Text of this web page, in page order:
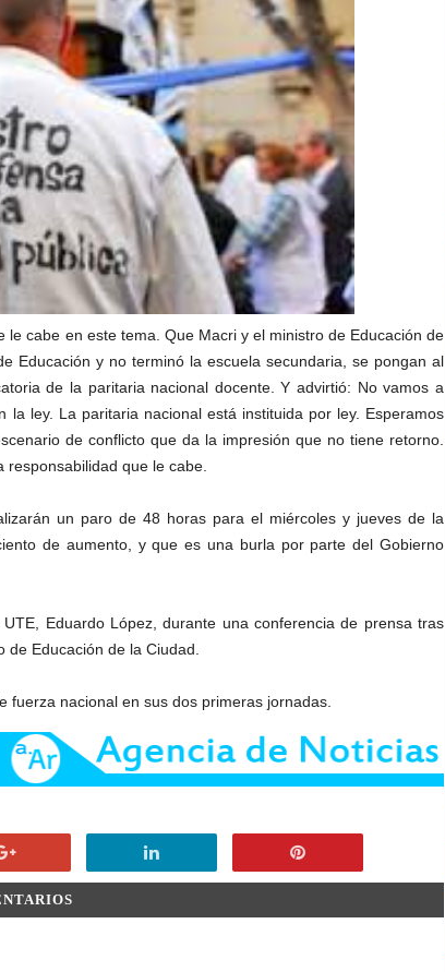
cabe en este tema. Que Macri y el ministro de Educación de
Educación y no terminó la escuela secundaria, se pongan al
de la paritaria nacional docente. Y advirtió: No vamos a
ley. La paritaria nacional está instituida por ley. Esperamos
de conflicto que da la impresión que no tiene retorno.
que le cabe.
un paro de 48 horas para el miércoles y jueves de la
de aumento, y que es una burla por parte del Gobierno
Eduardo López, durante una conferencia de prensa tras
Educación de la Ciudad.
nacional en sus dos primeras jornadas.